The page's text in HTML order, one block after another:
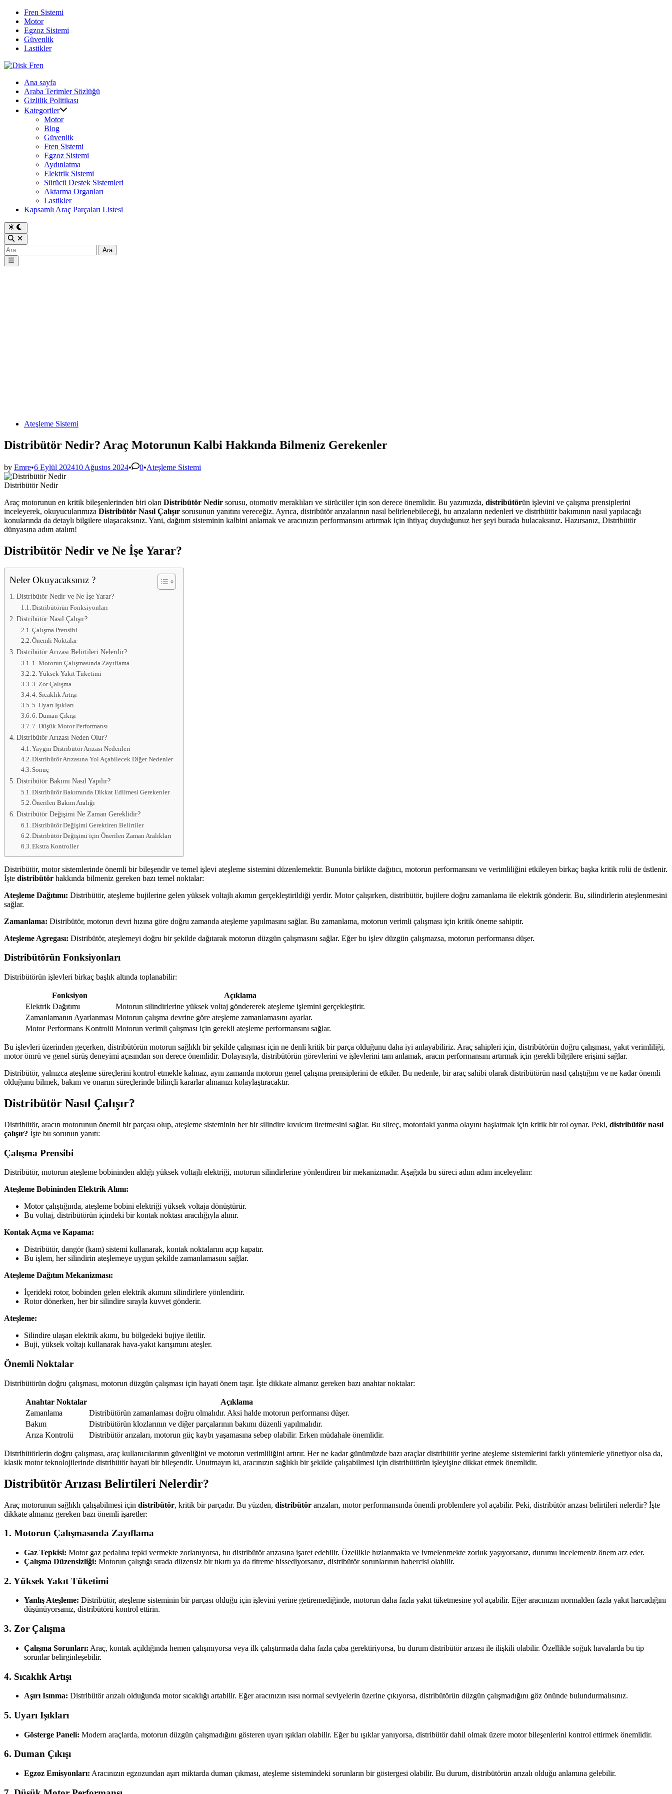
Skip
content
Fren Sistemi
Motor
Egzoz Sistemi
Güvenlik
Lastikler
Ana sayfa
Araba Terimler Sözlüğü
Gizlilik Politikası
Kategoriler
Motor
Blog
Güvenlik
Fren Sistemi
Egzoz Sistemi
Aydınlatma
Elektrik Sistemi
Sürücü Destek Sistemleri
Aktarma Organları
Lastikler
Kapsamlı Araç Parçaları Listesi
Arama:
Main
Menu
Posted Ateşleme Sistemi
Distribütör Nedir? Araç Motorunun Kalbi Hakkında Bilmeniz Gerekenler
by Emre•6 Eylül 202410 Ağustos 2024• 0•Posted
Ateşleme Sistemi
Distribütör Nedir
Araç motorunun en kritik bileşenlerinden biri olan Distribütör Nedir sorusu, otomotiv meraklıları ve sürücüler için son derece önemlidir. Bu yazımızda, distribütörün işlevini ve çalışma prensiplerini
inceleyerek, okuyucularımıza Distribütör Nasıl Çalışır sorusunun yanıtını vereceğiz. Ayrıca, distribütör arızalarının nasıl belirlenebileceği, bu arızaların nedenleri ve distribütör bakımının nasıl yapılacağı
konularında da detaylı bilgilere ulaşacaksınız. Yani, dağıtım sisteminin kalbini anlamak ve aracınızın performansını artırmak için ihtiyaç duyduğunuz her şeyi burada bulacaksınız. Hazırsanız, Distribütör
dünyasına adım atalım!
Distribütör Nedir ve Ne İşe Yarar?
Neler Okuyacaksınız ?
Distribütör Nedir ve Ne İşe Yarar?
Distribütörün Fonksiyonları
Distribütör Nasıl Çalışır?
Çalışma Prensibi
Önemli Noktalar
Distribütör Arızası Belirtileri Nelerdir?
1. Motorun Çalışmasında Zayıflama
2. Yüksek Yakıt Tüketimi
3. Zor Çalışma
4. Sıcaklık Artışı
5. Uyarı Işıkları
6. Duman Çıkışı
7. Düşük Motor Performansı
Distribütör Arızası Neden Olur?
Yaygın Distribütör Arızası Nedenleri
Distribütör Arızasına Yol Açabilecek Diğer Nedenler
Sonuç
Distribütör Bakımı Nasıl Yapılır?
Distribütör Bakımında Dikkat Edilmesi Gerekenler
Önerilen Bakım Aralığı
Distribütör Değişimi Ne Zaman Gereklidir?
Distribütör Değişimi Gerektiren Belirtiler
Distribütör Değişimi için Önerilen Zaman Aralıkları
Ekstra Kontroller
Distribütör, motor sistemlerinde önemli bir bileşendir ve temel işlevi ateşleme sistemini düzenlemektir. Bununla birlikte dağıtıcı, motorun performansını ve verimliliğini etkileyen birkaç başka kritik rolü de üstlenir.
İşte distribütör hakkında bilmeniz gereken bazı temel noktalar:
Ateşleme Dağıtımı: Distribütör, ateşleme bujilerine gelen yüksek voltajlı akımın gerçekleştirildiği yerdir. Motor çalışırken, distribütör, bujilere doğru zamanlama ile elektrik gönderir. Bu, silindirlerin ateşlenmesini
sağlar.
Zamanlama: Distribütör, motorun devri hızına göre doğru zamanda ateşleme yapılmasını sağlar. Bu zamanlama, motorun verimli çalışması için kritik öneme sahiptir.
Ateşleme Agregası: Distribütör, ateşlemeyi doğru bir şekilde dağıtarak motorun düzgün çalışmasını sağlar. Eğer bu işlev düzgün çalışmazsa, motorun performansı düşer.
Distribütörün Fonksiyonları
Distribütörün işlevleri birkaç başlık altında toplanabilir:
Fonksiyon
Açıklama
Elektrik Dağıtımı
Motorun silindirlerine yüksek voltaj göndererek ateşleme işlemini gerçekleştirir.
Zamanlamanın Ayarlanması Motorun çalışma devrine göre ateşleme zamanlamasını ayarlar.
Motor Performans Kontrolü Motorun verimli çalışması için gerekli ateşleme performansını sağlar.
Bu işlevleri üzerinden geçerken, distribütörün motorun sağlıklı bir şekilde çalışması için ne denli kritik bir parça olduğunu daha iyi anlayabiliriz. Araç sahipleri için, distribütörün doğru çalışması, yakıt verimliliği,
motor ömrü ve genel sürüş deneyimi açısından son derece önemlidir. Dolayısıyla, distribütörün görevlerini ve işlevlerini tam anlamak, aracın performansını artırmak için gerekli bilgilere erişimi sağlar.
Distribütör, yalnızca ateşleme süreçlerini kontrol etmekle kalmaz, aynı zamanda motorun genel çalışma prensiplerini de etkiler. Bu nedenle, bir araç sahibi olarak distribütörün nasıl çalıştığını ve ne kadar önemli
olduğunu bilmek, bakım ve onarım süreçlerinde bilinçli kararlar almanızı kolaylaştıracaktır.
Distribütör Nasıl Çalışır?
Distribütör, aracın motorunun önemli bir parçası olup, ateşleme sisteminin her bir silindire kıvılcım üretmesini sağlar. Bu süreç, motordaki yanma olayını başlatmak için kritik bir rol oynar. Peki, distribütör nasıl
çalışır? İşte bu sorunun yanıtı:
Çalışma Prensibi
Distribütör, motorun ateşleme bobininden aldığı yüksek voltajlı elektriği, motorun silindirlerine yönlendiren bir mekanizmadır. Aşağıda bu süreci adım adım inceleyelim:
Ateşleme Bobininden Elektrik Alımı:
Motor çalıştığında, ateşleme bobini elektriği yüksek voltaja dönüştürür.
Bu voltaj, distribütörün içindeki bir kontak noktası aracılığıyla alınır.
Kontak Açma ve Kapama:
Distribütör, dangör (kam) sistemi kullanarak, kontak noktalarını açıp kapatır.
Bu işlem, her silindirin ateşlemeye uygun şekilde zamanlamasını sağlar.
Ateşleme Dağıtım Mekanizması:
İçerideki rotor, bobinden gelen elektrik akımını silindirlere yönlendirir.
Rotor dönerken, her bir silindire sırayla kuvvet gönderir.
Ateşleme:
Silindire ulaşan elektrik akımı, bu bölgedeki bujiye iletilir.
Buji, yüksek voltajı kullanarak hava-yakıt karışımını ateşler.
Önemli Noktalar
Distribütörün doğru çalışması, motorun düzgün çalışması için hayati önem taşır. İşte dikkate almanız gereken bazı anahtar noktalar:
Anahtar Noktalar
Açıklama
Zamanlama
Distribütörün zamanlaması doğru olmalıdır. Aksi halde motorun performansı düşer.
Bakım
Distribütörün klozlarının ve diğer parçalarının bakımı düzenli yapılmalıdır.
Arıza Kontrolü
Distribütör arızaları, motorun güç kaybı yaşamasına sebep olabilir. Erken müdahale önemlidir.
Distribütörlerin doğru çalışması, araç kullanıcılarının güvenliğini ve motorun verimliliğini artırır. Her ne kadar günümüzde bazı araçlar distribütör yerine ateşleme sistemlerini farklı yöntemlerle yönetiyor olsa da,
klasik motor teknolojilerinde distribütör hayati bir bileşendir. Unutmayın ki, aracınızın sağlıklı bir şekilde çalışabilmesi için distribütörün işleyişine dikkat etmek önemlidir.
Distribütör Arızası Belirtileri Nelerdir?
Araç motorunun sağlıklı çalışabilmesi için distribütör, kritik bir parçadır. Bu yüzden, distribütör arızaları, motor performansında önemli problemlere yol açabilir. Peki, distribütör arızası belirtileri nelerdir? İşte
dikkate almanız gereken bazı önemli işaretler:
1. Motorun Çalışmasında Zayıflama
Gaz Tepkisi: Motor gaz pedalına tepki vermekte zorlanıyorsa, bu distribütör arızasına işaret edebilir. Özellikle hızlanmakta ve ivmelenmekte zorluk yaşıyorsanız, durumu incelemeniz önem arz eder.
Çalışma Düzensizliği: Motorun çalıştığı sırada düzensiz bir tıkırtı ya da titreme hissediyorsanız, distribütör sorunlarının habercisi olabilir.
2. Yüksek Yakıt Tüketimi
Yanlış Ateşleme: Distribütör, ateşleme sisteminin bir parçası olduğu için işlevini yerine getiremediğinde, motorun daha fazla yakıt tüketmesine yol açabilir. Eğer aracınızın normalden fazla yakıt harcadığını
düşünüyorsanız, distribütörü kontrol ettirin.
3. Zor Çalışma
Çalışma Sorunları: Araç, kontak açıldığında hemen çalışmıyorsa veya ilk çalıştırmada daha fazla çaba gerektiriyorsa, bu durum distribütör arızası ile ilişkili olabilir. Özellikle soğuk havalarda bu tip
sorunlar belirginleşebilir.
4. Sıcaklık Artışı
Aşırı Isınma: Distribütör arızalı olduğunda motor sıcaklığı artabilir. Eğer aracınızın ısısı normal seviyelerin üzerine çıkıyorsa, distribütörün düzgün çalışmadığını göz önünde bulundurmalısınız.
5. Uyarı Işıkları
Gösterge Paneli: Modern araçlarda, motorun düzgün çalışmadığını gösteren uyarı ışıkları olabilir. Eğer bu ışıklar yanıyorsa, distribütör dahil olmak üzere motor bileşenlerini kontrol ettirmek önemlidir.
6. Duman Çıkışı
Egzoz Emisyonları: Aracınızın egzozundan aşırı miktarda duman çıkması, ateşleme sistemindeki sorunların bir göstergesi olabilir. Bu durum, distribütörün arızalı olduğu anlamına gelebilir.